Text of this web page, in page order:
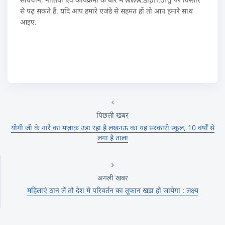
से पढ़ सकते हैं. यदि आप हमारे एजंडे से सहमत हों तो आप हमारे साथ
आइए.
पिछली खबर
योगी जी के नारे का मज़ाक़ उड़ा रहा है लखनऊ का यह सरकारी स्कूल, 10 वर्षों से
लगा है ताला
अगली खबर
महिलाएं ठान लें तो देश में परिवर्तन का तूफान खड़ा हो जायेगा : लक्ष्य